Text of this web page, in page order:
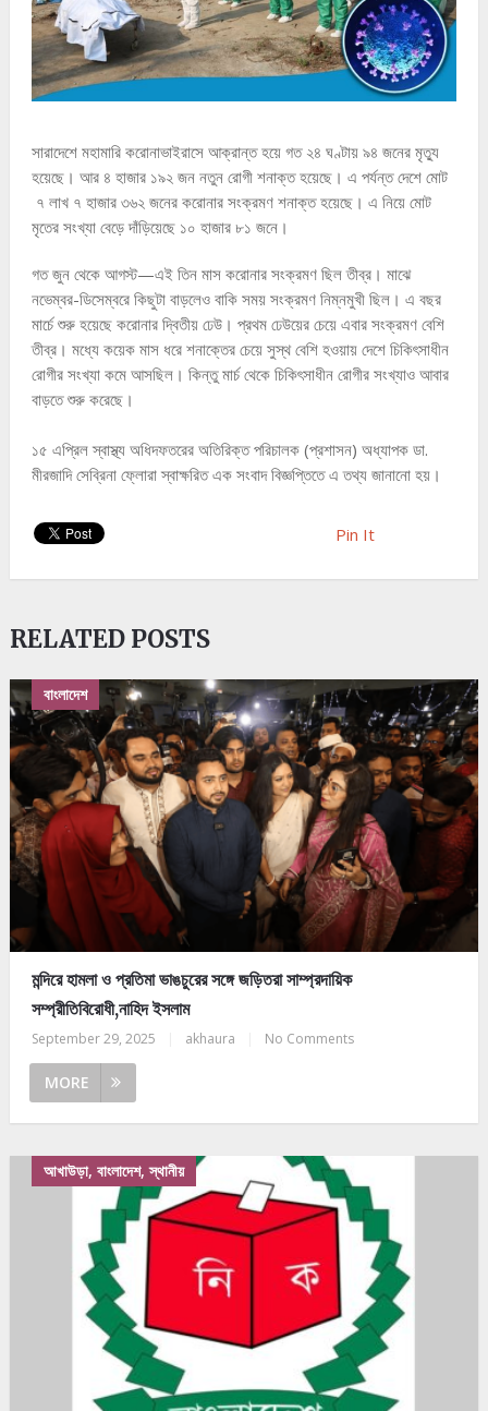
সারাদেশে মহামারি করোনাভাইরাসে আক্রান্ত হয়ে গত ২৪ ঘণ্টায় ৯৪ জনের মৃত্যু
হয়েছে। আর ৪ হাজার ১৯২ জন নতুন রোগী শনাক্ত হয়েছে। এ পর্যন্ত দেশে মোট
৭ লাখ ৭ হাজার ৩৬২ জনের করোনার সংক্রমণ শনাক্ত হয়েছে। এ নিয়ে মোট
মৃতের সংখ্যা বেড়ে দাঁড়িয়েছে ১০ হাজার ৮১ জনে।
গত জুন থেকে আগস্ট—এই তিন মাস করোনার সংক্রমণ ছিল তীব্র। মাঝে
নভেম্বর-ডিসেম্বরে কিছুটা বাড়লেও বাকি সময় সংক্রমণ নিম্নমুখী ছিল। এ বছর
মার্চে শুরু হয়েছে করোনার দ্বিতীয় ঢেউ। প্রথম ঢেউয়ের চেয়ে এবার সংক্রমণ বেশি
তীব্র। মধ্যে কয়েক মাস ধরে শনাক্তের চেয়ে সুস্থ বেশি হওয়ায় দেশে চিকিৎসাধীন
রোগীর সংখ্যা কমে আসছিল। কিন্তু মার্চ থেকে চিকিৎসাধীন রোগীর সংখ্যাও আবার
বাড়তে শুরু করেছে।
১৫ এপ্রিল স্বাস্থ্য অধিদফতরের অতিরিক্ত পরিচালক (প্রশাসন) অধ্যাপক ডা.
মীরজাদি সেব্রিনা ফ্লোরা স্বাক্ষরিত এক সংবাদ বিজ্ঞপ্তিতে এ তথ্য জানানো হয়।
Pin It
RELATED POSTS
বাংলাদেশ
মন্দিরে হামলা ও প্রতিমা ভাঙচুরের সঙ্গে জড়িতরা সাম্প্রদায়িক
সম্প্রীতিবিরোধী,নাহিদ ইসলাম
September 29, 2025 akhaura No Comments
MORE
আখাউড়া, বাংলাদেশ, স্থানীয়